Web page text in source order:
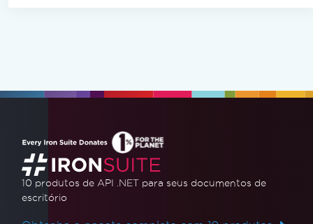
10 produtos de API .NET para seus documentos de
escritório